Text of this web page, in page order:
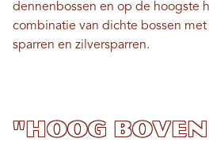
dennenbossen en op de hoogste
combinatie van dichte bossen
sparren en zilversparren.
"Hoog